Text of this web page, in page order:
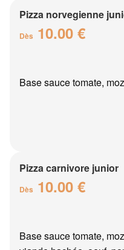
Pizza norvegienne
Dès 10.00 €
Base sauce tomate,
Pizza carnivore junior
Dès 10.00 €
Base sauce tomate,